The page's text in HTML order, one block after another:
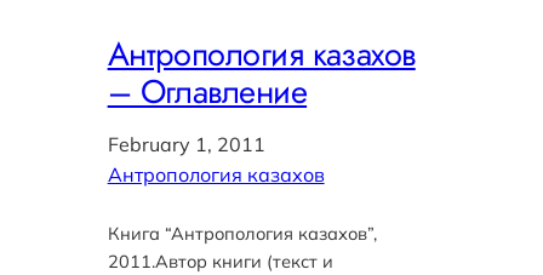
Антропология казахов
– Оглавление
February 1, 2011
Антропология казахов
Книга “Антропология казахов”,
2011.Автор книги (текст и